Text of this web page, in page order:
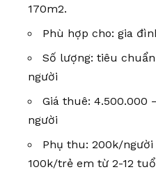
170m2.
Phù hợp cho: gia
Số lượng: tiêu
người
Giá thuê: 4.500.000
người
Phụ thu: 200k/
100k/trẻ em từ 2-12